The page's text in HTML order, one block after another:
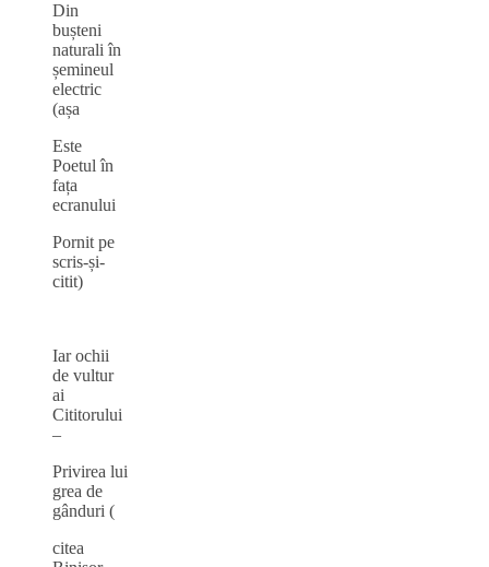
Din
bușteni
naturali în
șemineul
electric
(așa
Este
Poetul în
fața
ecranului
Pornit pe
scris-și-
citit)
Iar ochii
de vultur
ai
Cititorului
–
Privirea lui
grea de
gânduri (
citea